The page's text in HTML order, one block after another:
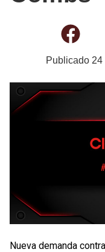
Publicado 24
Nueva demanda